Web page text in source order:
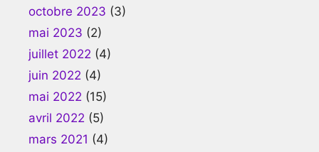
octobre 2023 (3)
mai 2023 (2)
juillet 2022 (4)
juin 2022 (4)
mai 2022 (15)
avril 2022 (5)
mars 2021 (4)